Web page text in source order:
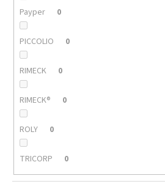
Payper 0
PICCOLIO 0
RIMECK 0
RIMECK® 0
ROLY 0
TRICORP 0